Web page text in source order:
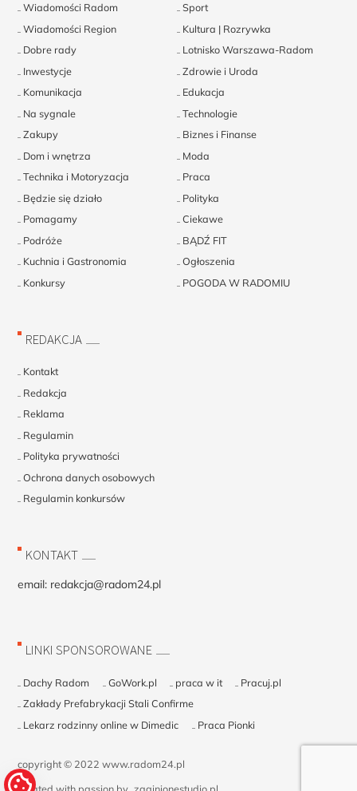
Wiadomości Radom
Sport
Wiadomości Region
Kultura | Rozrywka
Dobre rady
Lotnisko Warszawa-Radom
Inwestycje
Zdrowie i Uroda
Komunikacja
Edukacja
Na sygnale
Technologie
Zakupy
Biznes i Finanse
Dom i wnętrza
Moda
Technika i Motoryzacja
Praca
Będzie się działo
Polityka
Pomagamy
Ciekawe
Podróże
BĄDŹ FIT
Kuchnia i Gastronomia
Ogłoszenia
Konkursy
POGODA W RADOMIU
REDAKCJA
Kontakt
Redakcja
Reklama
Regulamin
Polityka prywatności
Ochrona danych osobowych
Regulamin konkursów
KONTAKT
email: redakcja@radom24.pl
LINKI SPONSOROWANE
Dachy Radom GoWork.pl praca w it
Pracuj.pl
Zakłady Prefabrykacji Stali Confirme
Lekarz rodzinny online w Dimedic
Praca Pionki
copyright © 2022 www.radom24.pl